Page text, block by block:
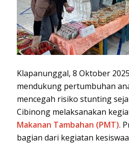
Klapanunggal, 8 Oktober
mendukung pertumbuhan
mencegah risiko stunting
Cibinong melaksanakan
Makanan Tambahan (PMT).
bagian dari kegiatan